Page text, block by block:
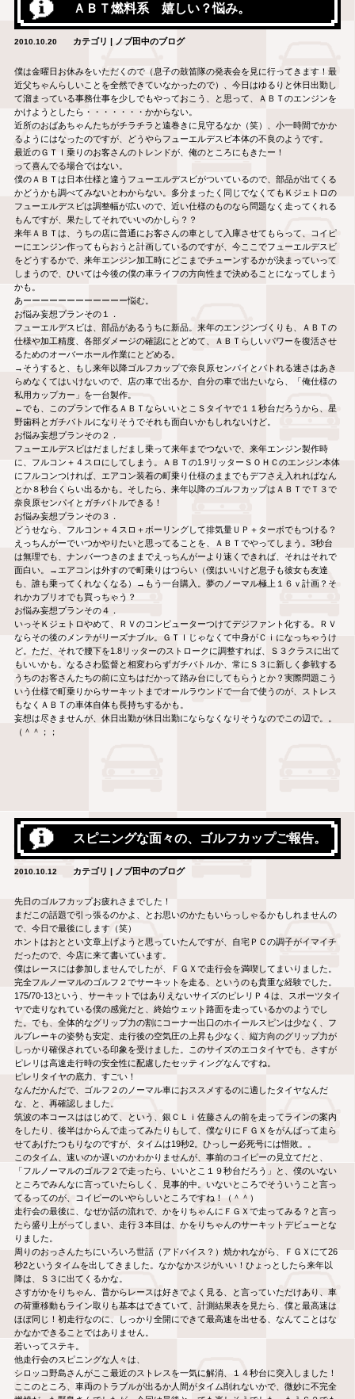
ＡＢＴ燃料系 嬉しい？悩み。
2010.10.20 カテゴリ | ノブ田中のブログ
僕は金曜日お休みをいただくので（息子の鼓笛隊の発表会を見に行ってきます！最
近父ちゃんらしいことを全然できていなかったので）、今日はゆるりと休日出勤し
て溜まっている事務仕事を少しでもやっておこう、と思って、ＡＢＴのエンジンを
かけようとしたら・・・・・・・かからない。
近所のおばあちゃんたちがチラチラと遠巻きに見守るなか（笑）、小一時間でかか
るようにはなったのですが、どうやらフューエルデスビ本体の不良のようです。
最近のＧＴＩ乗りのお客さんのトレンドが、俺のところにもきたー！
って喜んでる場合ではない。
僕のＡＢＴは日本仕様と違うフューエルデスビがついているので、部品が出てくる
かどうかも調べてみないとわからない。多分まったく同じでなくてもＫジェトロの
フューエルデスビは調整幅が広いので、近い仕様のものなら問題なく走ってくれる
もんですが、果たしてそれでいいのかしら？？
来年ＡＢＴは、うちの店に普通にお客さんの車として入庫させてもらって、コイピ
ーにエンジン作ってもらおうと計画しているのですが、今ここでフューエルデスビ
をどうするかで、来年エンジン加工時にどこまでチューンするかが決まっていって
しまうので、ひいては今後の僕の車ライフの方向性まで決めることになってしまう
かも。
あーーーーーーーーーーーー悩む。
お悩み妄想プランその１．
フューエルデスビは、部品があるうちに新品。来年のエンジンづくりも、ＡＢＴの
仕様や加工精度、各部ダメージの確認にとどめて、ＡＢＴらしいパワーを復活させ
るためのオーバーホール作業にとどめる。
→そうすると、もし来年以降ゴルフカップで奈良原センパイとバトれる速さはあき
らめなくてはいけないので、店の車で出るか、自分の車で出たいなら、「俺仕様の
私用カップカー」を一台製作。
←でも、このプランで作るＡＢＴならいいとこＳタイヤで１１秒台だろうから、星
野歯科とガチバトルになりそうでそれも面白いかもしれないけど。
お悩み妄想プランその２．
フューエルデスビはだましだまし乗って来年までつないで、来年エンジン製作時
に、フルコン＋４スロにしてしまう。ＡＢＴの1.9リッターＳＯＨＣのエンジン本体
にフルコンつければ、エアコン装着の町乗り仕様のままでもデフさえ入れればなん
とか８秒台くらい出るかも。そしたら、来年以降のゴルフカップはＡＢＴでＴ３で
奈良原センパイとガチバトルできる！
お悩み妄想プランその３．
どうせなら、フルコン＋４スロ＋ボーリングして排気量ＵＰ＋ターボでもつける？
えっちんがーでいつかやりたいと思ってることを、ＡＢＴでやってしまう。3秒台
は無理でも、ナンバーつきのままでえっちんがーより速くできれば、それはそれで
面白い。→エアコンは外すので町乗りはつらい（僕はいいけど息子も彼女も友達
も、誰も乗ってくれなくなる）→もう一台購入。夢のノーマル極上１６ｖ計画？そ
れかカブリオでも買っちゃう？
お悩み妄想プランその４．
いっそＫジェトロやめて、ＲＶのコンピューターつけてデジファント化する。ＲＶ
ならその後のメンテがリーズナブル。ＧＴＩじゃなくて中身がＣｉになっちゃうけ
ど。ただ、それで腰下を1.8リッターのストロークに調整すれば、Ｓ３クラスに出て
もいいかも。なるさわ監督と相変わらずガチバトルか、常にＳ３に新しく参戦する
うちのお客さんたちの前に立ちはだかって踏み台にしてもらうとか？実際問題こう
いう仕様で町乗りからサーキットまでオールラウンドで一台で使うのが、ストレス
もなくＡＢＴの車体自体も長持ちするかも。
妄想は尽きませんが、休日出勤が休日出勤にならなくなりそうなのでこの辺で。。
（＾＾；；
スピニングな面々の、ゴルフカップご報告。
2010.10.12 カテゴリ | ノブ田中のブログ
先日のゴルフカップお疲れさまでした！
まだこの話題で引っ張るのかよ、とお思いのかたもいらっしゃるかもしれませんの
で、今日で最後にします（笑）
ホントはおととい文章上げようと思っていたんですが、自宅ＰＣの調子がイマイチ
だったので、今店に来て書いています。
僕はレースには参加しませんでしたが、ＦＧＸで走行会を満喫してまいりました。
完全フルノーマルのゴルフ２でサーキットを走る、というのも貴重な経験でした。
175/70-13という、サーキットではありえないサイズのピレリＰ４は、スポーツタイ
ヤで走りなれている僕の感覚だと、終始ウェット路面を走っているかのようでし
た。でも、全体的なグリップ力の割にコーナー出口のホイールスピンは少なく、フ
ルブレーキの姿勢も安定、走行後の空気圧の上昇も少なく、縦方向のグリップ力が
しっかり確保されている印象を受けました。このサイズのエコタイヤでも、さすが
ピレリは高速走行時の安全性に配慮したセッティングなんですね。
ピレリタイヤの底力、すごい！
なんだかんだで、ゴルフ２のノーマル車におススメするのに適したタイヤなんだ
な、と、再確認しました。
筑波の本コースははじめて、という、銀ＣＬｉ佐藤さんの前を走ってラインの案内
をしたり、後半はからんで走ってみたりもして、僕なりにＦＧＸをがんばって走ら
せてあげたつもりなのですが、タイムは19秒2。ひっしー必死号には惜敗。。
このタイム、速いのか遅いのかわかりませんが、事前のコイピーの見立てだと、
「フルノーマルのゴルフ２で走ったら、いいとこ１９秒台だろう」と、僕のいない
ところでみんなに言っていたらしく、見事的中。いないところでそういうこと言っ
てるってのが、コイピーのいやらしいところですね！（＾＾）
走行会の最後に、なぜか話の流れで、かをりちゃんにＦＧＸで走ってみる？と言っ
たら盛り上がってしまい、走行３本目は、かをりちゃんのサーキットデビューとな
りました。
周りのおっさんたちにいろいろ世話（アドバイス？）焼かれながら、ＦＧＸにて26
秒2というタイムを出してきました。なかなかスジがいい！ひょっとしたら来年以
降は、Ｓ３に出てくるかな。
さすがかをりちゃん、昔からレースは好きでよく見る、と言っていただけあり、車
の荷重移動もライン取りも基本はできていて、計測結果表を見たら、僕と最高速は
ほぼ同じ！初走行なのに、しっかり全開にできて最高速を出せる、なんてことはな
かなかできることではありません。
若いってステキ。
他走行会のスピニングな人々は、
シロッコ野島さんがここ最近のストレスを一気に解消、１４秒台に突入しました！
ここのところ、車両のトラブルが出るか人間がタイム削れないかで、微妙に不完全